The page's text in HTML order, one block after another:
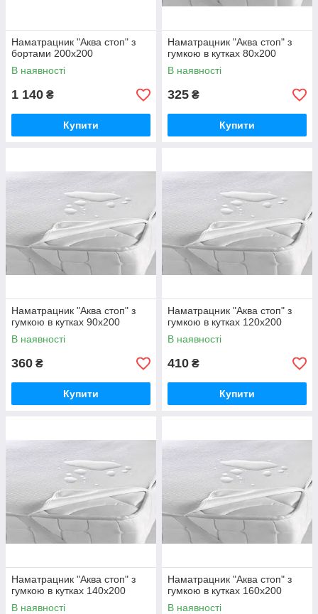
Наматрацник "Аква стоп" з
бортами 200х200
В наявності
1 140 ₴
Купити
Наматрацник "Аква стоп" з
гумкою в кутках 80х200
В наявності
325 ₴
Купити
Наматрацник "Аква стоп" з
гумкою в кутках 90х200
В наявності
360 ₴
Купити
Наматрацник "Аква стоп" з
гумкою в кутках 120х200
В наявності
410 ₴
Купити
Наматрацник "Аква стоп" з
гумкою в кутках 140х200
В наявності
Наматрацник "Аква стоп" з
гумкою в кутках 160х200
В наявності